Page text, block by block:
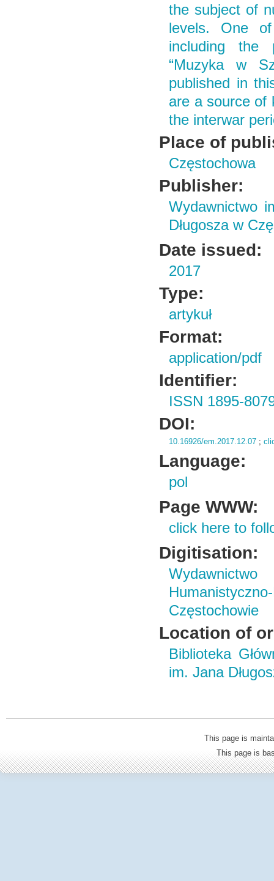
the subject of
levels. One
including the
“Muzyka w
published in
are a source of
the interwar
Place of
Częstochowa
Publisher:
Wydawnictwo
Długosza w
Date issued:
2017
Type:
artykuł
Format:
application/pdf
Identifier:
ISSN 1895-
DOI:
10.16926/em.2017.12.07 ;
Language:
pol
Page WWW:
click here to
Digitisation:
Wydawnictwo
Częstochowie
Location of
Biblioteka
im. Jana
This page is
This page is